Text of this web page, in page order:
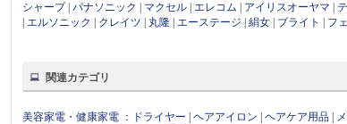
シャープ|パナソニック マクセル エレコム アイリスオーヤマ
エルソニック クレイツ 丸隆 エーステージ |絹女 ブライト フ
関連カテゴリ
美容家電・健康家電 ： ドライヤー |ヘアアイロン |ヘアケア用品